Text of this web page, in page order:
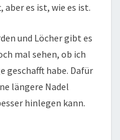
es ist, wie es ist.
und Löcher gibt es
mal sehen, ob ich
geschafft habe. Dafür
längere Nadel
hinlegen kann.